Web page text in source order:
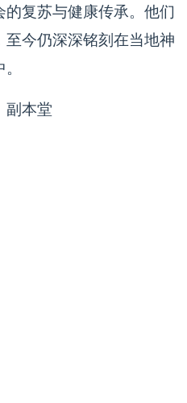
复苏与健康传承。他们
今仍深深铭刻在当地神
副本堂